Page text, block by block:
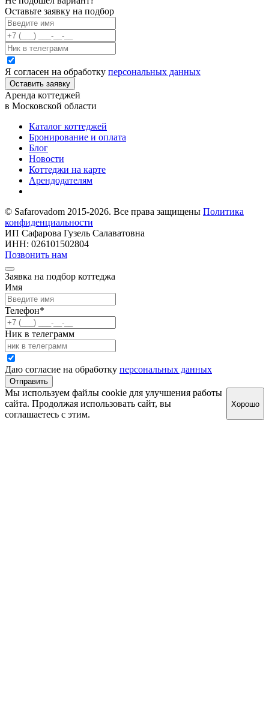
Оставьте заявку на подбор
Я согласен на обработку персональных данных
Оставить заявку
Аренда коттеджей
в Московской области
Каталог коттеджей
Бронирование и оплата
Блог
Новости
Коттеджи на карте
Арендодателям
© Safarovadom 2015-2026. Все права защищены Политика
конфиденциальности
ИП Сафарова Гузель Салаватовна
ИНН: 026101502804
Позвонить нам
Заявка на подбор коттеджа
Имя
Телефон*
Ник в телеграмм
Даю согласие на обработку персональных данных
Отправить
Мы используем файлы cookie для улучшения работы
сайта. Продолжая использовать сайт, вы
соглашаетесь с этим.
Хорошо